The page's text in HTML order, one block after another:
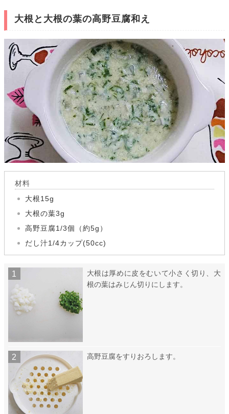
大根と大根の葉の高野豆腐和え
材料
大根15g
大根の葉3g
高野豆腐1/3個（約5g）
だし汁1/4カップ(50cc)
大根は厚めに皮をむいて小さく切り、大
根の葉はみじん切りにします。
高野豆腐をすりおろします。